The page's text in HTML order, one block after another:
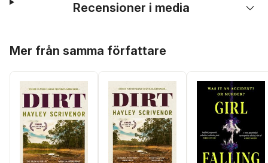
Recensioner i media
Mer från samma författare